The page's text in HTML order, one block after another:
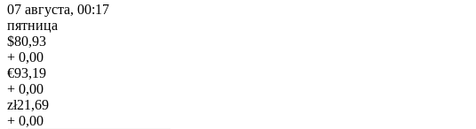
07 августа, 00:17
пятница
$80,93
+ 0,00
€93,19
+ 0,00
zł21,69
+ 0,00